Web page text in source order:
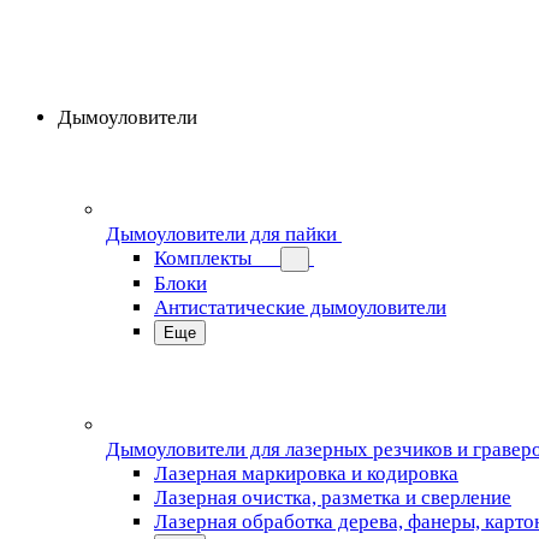
Дымоуловители
Дымоуловители для пайки
Комплекты
Блоки
Антистатические дымоуловители
Еще
Дымоуловители для лазерных резчиков и
Лазерная маркировка и кодировка
Лазерная очистка, разметка и сверление
Лазерная обработка дерева, фанеры,